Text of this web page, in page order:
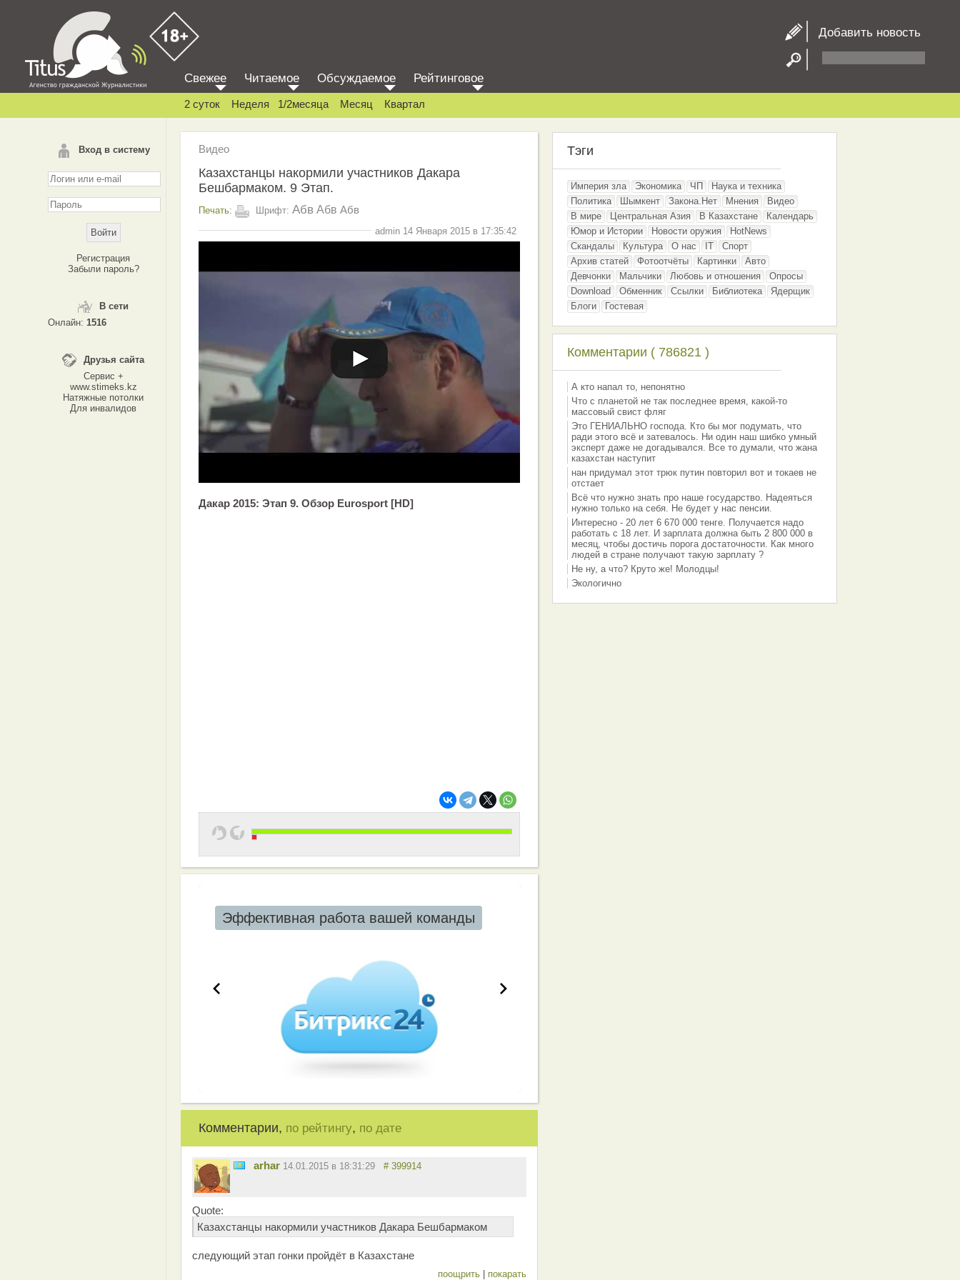
Добавить новость
Вход в систему
Регистрация
Забыли пароль?
В сети
Онлайн: 1516
Друзья сайта
Сервис +
www.stimeks.kz
Натяжные потолки
Для инвалидов
Свежее Читаемое Обсуждаемое Рейтинговое
2 суток Неделя 1/2месяца Месяц Квартал
Видео
Казахстанцы накормили участников Дакара
Бешбармаком. 9 Этап.
Печать: Шрифт: Абв Абв Абв
admin 14 Января 2015 в 17:35:42
Дакар 2015: Этап 9. Обзор Eurosport [HD]
Эффективная работа вашей команды
Комментарии, по рейтингу, по дате
arhar 14.01.2015 в 18:31:29 # 399914
Quote:
Казахстанцы накормили участников Дакара Бешбармаком
следующий этап гонки пройдёт в Казахстане
поощрить | покарать
Тэги
Империя зла Экономика ЧП
Наука и техника
Политика
Шымкент Закона.Нет Мнения
Видео
В мире
Центральная Азия В Казахстане
Календарь
Юмор и Истории
Новости оружия
HotNews
Скандалы
Культура О нас IT
Спорт
Архив статей
Фотоотчёты Картинки
Авто
Девчонки
Мальчики Любовь и отношения
Опросы
Download
Обменник Ссылки Библиотека
Ядерщик
Блоги
Гостевая
Комментарии ( 786821 )
А кто напал то, непонятно
Что с планетой не так последнее время, какой-то
массовый свист фляг
Это ГЕНИАЛЬНО господа. Кто бы мог подумать, что
ради этого всё и затевалось. Ни один наш шибко умный
эксперт даже не догадывался. Все то думали, что жана
казахстан наступит
нан придумал этот трюк путин повторил вот и токаев не
отстает
Всё что нужно знать про наше государство. Надеяться
нужно только на себя. Не будет у нас пенсии.
Интересно - 20 лет 6 670 000 тенге. Получается надо
работать с 18 лет. И зарплата должна быть 2 800 000 в
месяц, чтобы достичь порога достаточности. Как много
людей в стране получают такую зарплату ?
Не ну, а что? Круто же! Молодцы!
Экологично